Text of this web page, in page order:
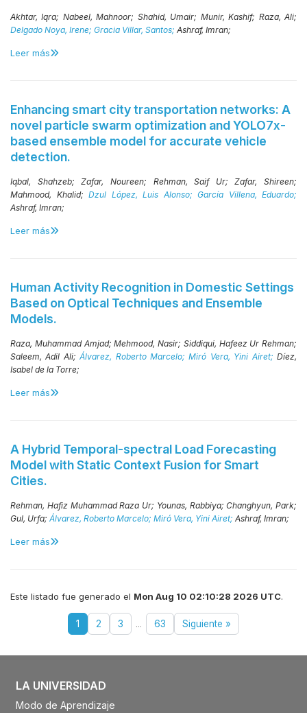
Akhtar, Iqra; Nabeel, Mahnoor; Shahid, Umair; Munir, Kashif; Raza, Ali;
Delgado Noya, Irene; Gracia Villar, Santos; Ashraf, Imran;
Leer más
Enhancing smart city transportation networks: A
novel particle swarm optimization and YOLO7x-
based ensemble model for accurate vehicle
detection.
Iqbal, Shahzeb;Zafar, Noureen; Rehman, Saif Ur;Zafar, Shireen;
Mahmood, Khalid; Dzul López, Luis Alonso; García Villena, Eduardo;
Ashraf, Imran;
Leer más
Human Activity Recognition in Domestic Settings
Based on Optical Techniques and Ensemble
Models.
Raza, Muhammad Amjad;Mehmood, Nasir; Siddiqui, Hafeez Ur Rehman;
Saleem, Adil Ali;Álvarez, Roberto Marcelo;Miró Vera, Yini Airet;Díez,
Isabel de la Torre;
Leer más
A Hybrid Temporal-spectral Load Forecasting
Model with Static Context Fusion for Smart
Cities.
Rehman, Hafiz Muhammad Raza Ur; Younas, Rabbiya;Changhyun, Park;
Gul, Urfa; Álvarez, Roberto Marcelo; Miró Vera, Yini Airet; Ashraf, Imran;
Leer más
Este listado fue generado el Mon Aug 10 02:10:28 2026 UTC.
1 2 3 ... 63 Siguiente »
LA UNIVERSIDAD
Modo de Aprendizaje